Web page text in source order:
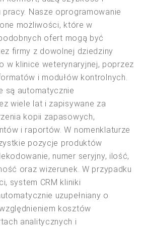
Nasze oprogramowanie
możliwości, które w
ofert mogą być
firmy z dowolnej dziedziny
w klinice weterynaryjnej, poprzez
i modułów kontrolnych.
są automatycznie
wiele lat i zapisywane za
kopii zapasowych,
i raportów. W nomenklaturze
pozycje produktów
numer seryjny, ilość,
oraz wizerunek. W przypadku
system CRM kliniki
uzupełniany o
kosztów
analitycznych i